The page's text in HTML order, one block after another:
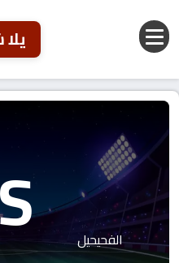
الفحيحيل